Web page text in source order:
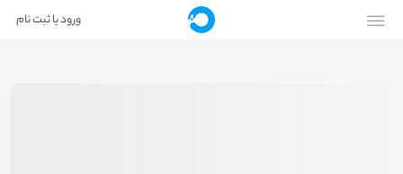
ورود یا ثبت نام